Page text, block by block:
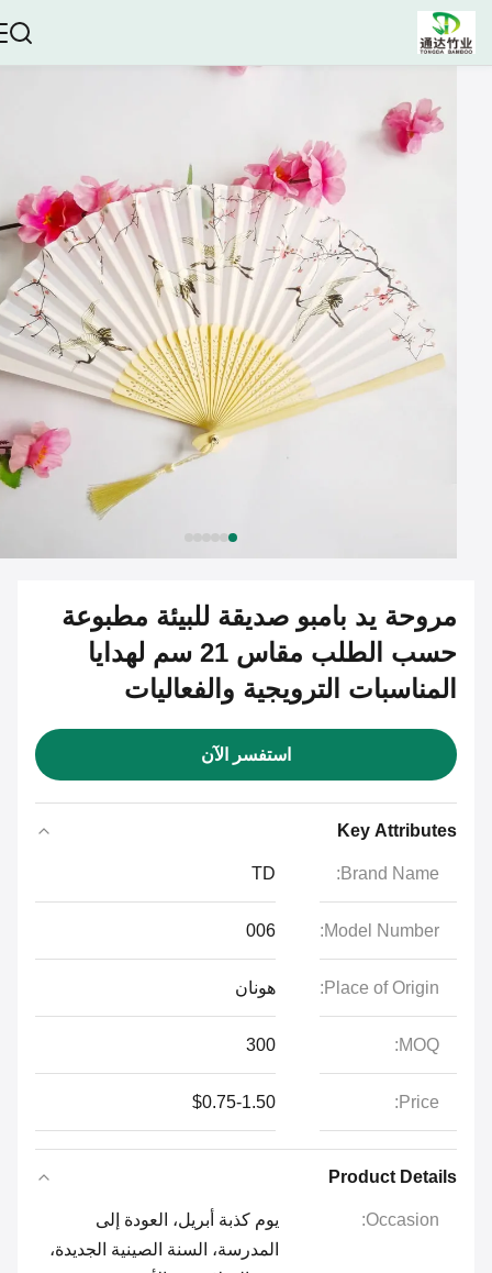
مروحة يد بامبو صديقة للبيئة مطبوعة
حسب الطلب مقاس 21 سم لهدايا
المناسبات الترويجية والفعاليات
استفسر الآن
Key Attributes
Brand Name:
Model Number:
Place of Origin: هونان
MOQ:
Price:
$0.75-1.50
Product Details
Occasion:
يوم كذبة أبريل، العودة إلى
المدرسة، السنة الصينية الجديدة،